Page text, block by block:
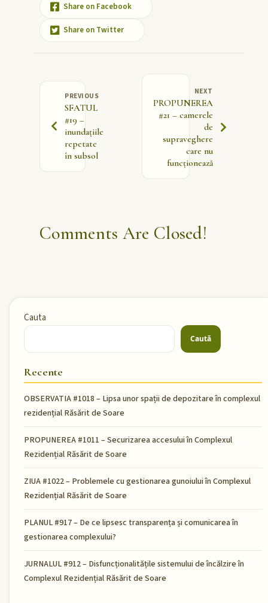
Share on Facebook
Share on Twitter
PREVIOUS
SFATUL
#19 –
inundațiile
repetate
în subsol
NEXT
PROPUNEREA
#21 – camerele
de
supraveghere
care nu
funcționează
Comments Are Closed!
Cauta
Caută
Recente
OBSERVATIA #1018 – Lipsa unor spații de depozitare în complexul
rezidențial Răsărit de Soare
PROPUNEREA #1011 – Securizarea accesului în Complexul
Rezidențial Răsărit de Soare
ZIUA #1022 – Problemele cu gestionarea gunoiului în Complexul
Rezidențial Răsărit de Soare
PLANUL #917 – De ce lipsesc transparența și comunicarea în
gestionarea complexului?
JURNALUL #912 – Disfuncționalitățile sistemului de încălzire în
Complexul Rezidențial Răsărit de Soare